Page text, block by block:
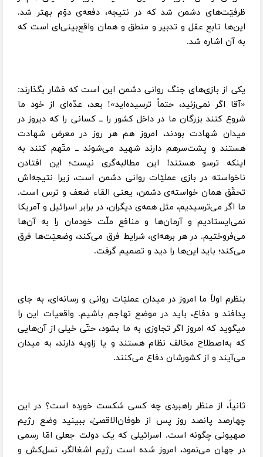
ظرفیّت‌های دشمن شد که در نتیجه، دفعه‌ی دوّم بهتر شد.
این‌ها تابع عقل و تدبیر و منطق و همان واقع‌بینی‌ای است که
به آن اشاره شد.
یکی از بازی‌های جنگ روانی دشمن این است که فشار بگذارند:
«آقا اگر نمی‌زنید، حتماً ترسیده‌اید»! بعد، عدّه‌ای از خود ما
شروع کنند بزرگان ما در داخل کشور را ــ کسانی را که دیروز در
میدان شهادت بودند، امروز هم هر روز در معرض شهادت
هستند و پشت‌سر‌هم دارند شهید می‌شوند ــ متّهم کنند به
اینکه ترسو هستند! این مطالبه‌گری نیست؛ این افتادن
ناخواسته در بازی عملیّات روانی دشمن است، زیرا نتیجه‌اش
تحقّق همان خواسته‌ی دشمن، یعنی القاء ضعف و ترس است.
ما اگر می‌ترسیدیم، مثل همه‌ی دیگران، در برابر اسرائیل و آمریکا
نمی‌ایستادیم و آرمان‌ها و منافع ملّت خودمان را به آن‌ها
می‌فروختیم. در هر برهه‌ای، شرایط فرق می‌کند، وضعیّت‌ها فرق
می‌کند؛ باید این‌ها را دید و تصمیم گرفت.
بنظرم اولاً ما امروز در میدان عملیّات روانی و رسانه‌ای، به جای
پدافند و دفاع، باید در موضع تهاجم باشیم. واقعیات این را
میگوید که امروز اگر تجاوزی به ما بشود، حتّی خیلی از آن‌هایی
که به‌اصطلاح مخالف نظام هستند و یا زاویه دارند، به میدان
می‌آیند و از کشورشان دفاع می‌کنند.
ثانیاً، از منظر راهبردی چه کسی شکست خورده است؟ در این
چهارصد پانصد روز پس از طوفان‌الاقصیٰ، ببینید وضع رژیم
صهیونی چگونه است. اسرائیلی که یک دولت جعلی امّا رسمی
در جهان می‌نمود، امروز شده است رژیم اشغالگر، نسل‌کش و